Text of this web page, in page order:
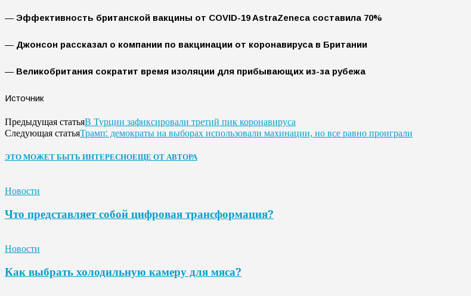
— Эффективность британской вакцины от COVID-19 AstraZeneca составила 70%
— Джонсон рассказал о компании по вакцинации от коронавируса в Британии
— Великобритания сократит время изоляции для прибывающих из-за рубежа
Источник
Предыдущая статьяВ Турции зафиксировали третий пик коронавируса
Следующая статьяТрамп: демократы на выборах использовали махинации, но все равно проиграли
ЭТО МОЖЕТ БЫТЬ ИНТЕРЕСНОЕЩЕ ОТ АВТОРА
Новости
Что представляет собой цифровая трансформация?
Новости
Как выбрать холодильную камеру для мяса?